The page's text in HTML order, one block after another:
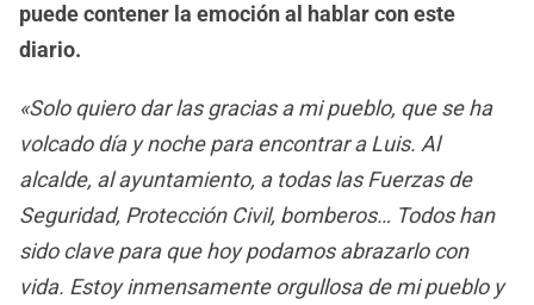
puede contener la emoción al hablar con este
diario.
«Solo quiero dar las gracias a mi pueblo, que se ha
volcado día y noche para encontrar a Luis. Al
alcalde, al ayuntamiento, a todas las Fuerzas de
Seguridad, Protección Civil, bomberos… Todos han
sido clave para que hoy podamos abrazarlo con
vida. Estoy inmensamente orgullosa de mi pueblo y